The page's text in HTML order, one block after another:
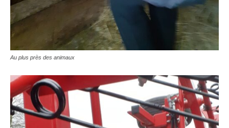
Au plus près des animaux